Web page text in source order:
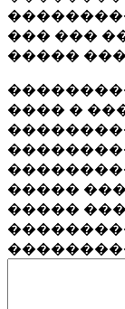
��� ���
�����
���� �
�����
�����